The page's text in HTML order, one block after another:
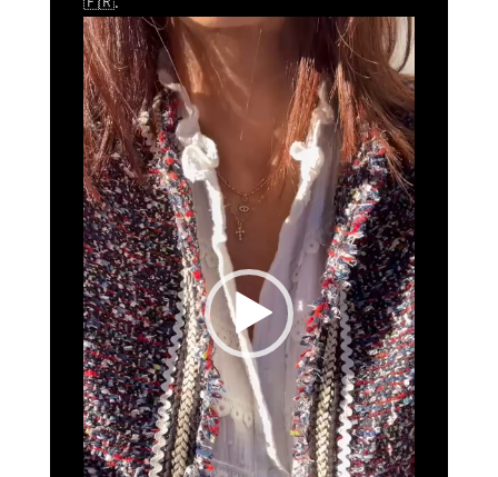
Lecteur
vidéo